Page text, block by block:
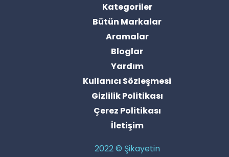
Kategoriler
Bütün Markalar
Aramalar
Bloglar
Yardım
Kullanıcı Sözleşmesi
Gizlilik Politikası
Çerez Politikası
İletişim
2022 © Şikayetin